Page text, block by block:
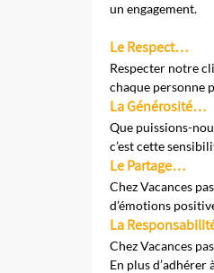
un engagement.
Le Respect…
Respecter notre
chaque personne
La Générosité…
Que puissions-
c’est cette
Le Partage…
Chez Vacances
d’émotions
La
Chez Vacances
En plus